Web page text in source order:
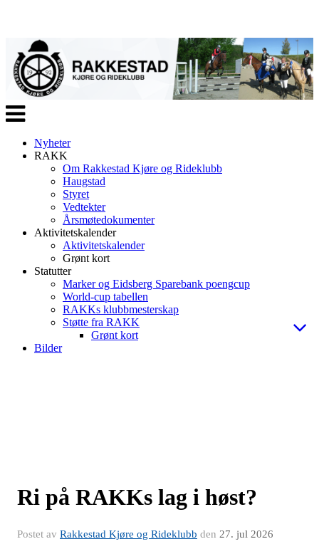
Veksle
navigasjon
Nyheter
RAKK
Om Rakkestad Kjøre og Rideklubb
Haugstad
Styret
Vedtekter
Årsmøtedokumenter
Aktivitetskalender
Aktivitetskalender
Grønt kort
Statutter
Marker og Eidsberg Sparebank poengcup
World-cup tabellen
RAKKs klubbmesterskap
Støtte fra RAKK
Grønt kort
Bilder
Ri på RAKKs lag i høst?
Postet av Rakkestad Kjøre og Rideklubb den 27. jul 2026